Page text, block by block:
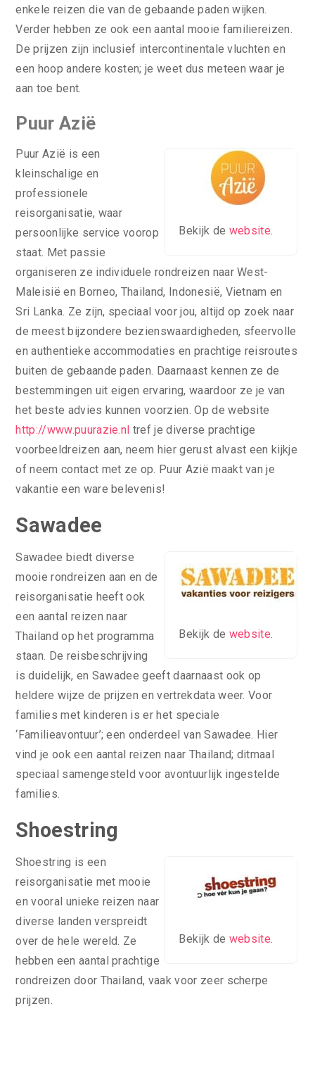
enkele reizen die van de gebaande paden wijken.
Verder hebben ze ook een aantal mooie familiereizen.
De prijzen zijn inclusief intercontinentale vluchten en
een hoop andere kosten; je weet dus meteen waar je
aan toe bent.
Puur Azië
Bekijk de website.
Puur Azië is een
kleinschalige en
professionele
reisorganisatie, waar
persoonlijke service voorop
staat. Met passie
organiseren ze individuele rondreizen naar West-
Maleisië en Borneo, Thailand, Indonesië, Vietnam en
Sri Lanka. Ze zijn, speciaal voor jou, altijd op zoek naar
de meest bijzondere bezienswaardigheden, sfeervolle
en authentieke accommodaties en prachtige reisroutes
buiten de gebaande paden. Daarnaast kennen ze de
bestemmingen uit eigen ervaring, waardoor ze je van
het beste advies kunnen voorzien. Op de website
http://www.puurazie.nl tref je diverse prachtige
voorbeeldreizen aan, neem hier gerust alvast een kijkje
of neem contact met ze op. Puur Azië maakt van je
vakantie een ware belevenis!
Sawadee
Bekijk de website.
Sawadee biedt diverse
mooie rondreizen aan en de
reisorganisatie heeft ook
een aantal reizen naar
Thailand op het programma
staan. De reisbeschrijving
is duidelijk, en Sawadee geeft daarnaast ook op
heldere wijze de prijzen en vertrekdata weer. Voor
families met kinderen is er het speciale
‘Familieavontuur’; een onderdeel van Sawadee. Hier
vind je ook een aantal reizen naar Thailand; ditmaal
speciaal samengesteld voor avontuurlijk ingestelde
families.
Shoestring
Bekijk de website.
Shoestring is een
reisorganisatie met mooie
en vooral unieke reizen naar
diverse landen verspreidt
over de hele wereld. Ze
hebben een aantal prachtige
rondreizen door Thailand, vaak voor zeer scherpe
prijzen.